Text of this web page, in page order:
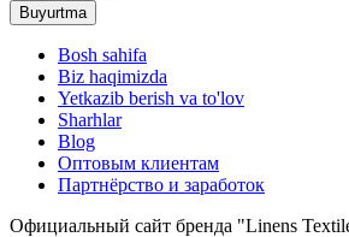
Buyurtma
Bosh sahifa
Biz haqimizda
Yetkazib berish va to'lov
Sharhlar
Blog
Оптовым клиентам
Партнёрство и заработок
Официальный сайт бренда "Linens